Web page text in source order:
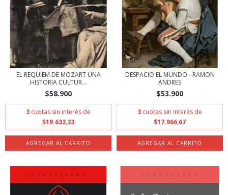
EL REQUIEM DE MOZART UNA
HISTORIA CULTUR...
$58.900
3 cuotas sin interés de
$19.633,33
DESPACIO EL MUNDO - RAMON
ANDRES
$53.900
3 cuotas sin interés de
$17.966,67